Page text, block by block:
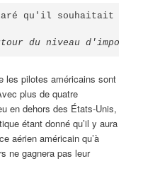
qu'il souhaitait
du niveau
les pilotes américains sont
plus de quatre
en dehors des États-Unis,
étant donné qu’il y aura
aérien américain qu’à
ne gagnera pas leur